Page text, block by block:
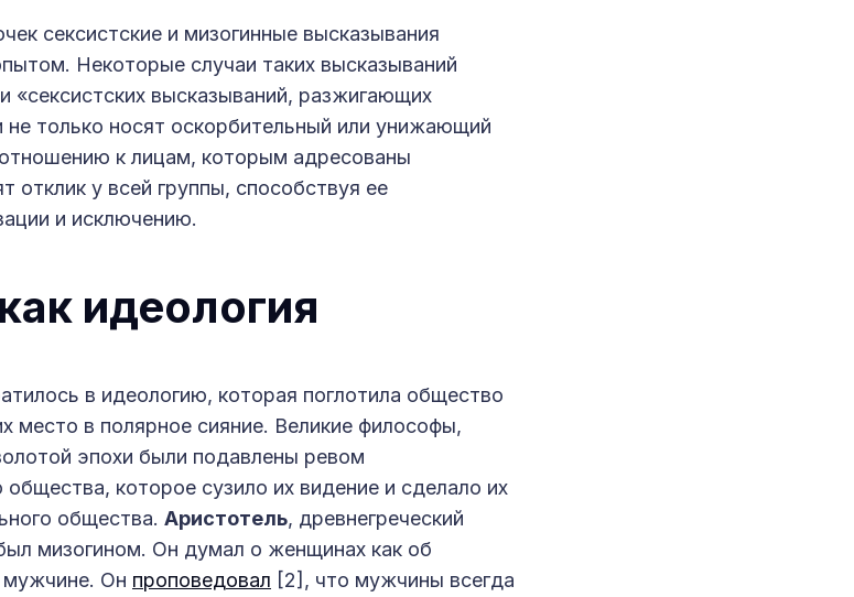
сексистские и мизогинные высказывания
Некоторые случаи таких высказываний
«сексистских высказываний, разжигающих
не только носят оскорбительный или унижающий
к лицам, которым адресованы
отклик у всей группы, способствуя ее
и исключению.
идеология
в идеологию, которая поглотила общество
место в полярное сияние. Великие философы,
эпохи были подавлены ревом
которое сузило их видение и сделало их
общества. Аристотель, древнегреческий
мизогином. Он думал о женщинах как об
мужчине. Он проповедовал [2], что мужчины всегда